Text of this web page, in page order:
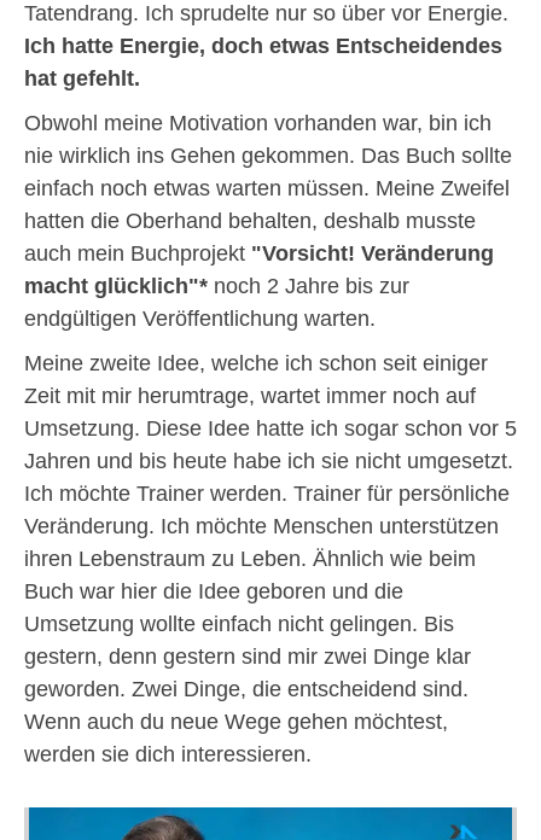
Tatendrang. Ich sprudelte nur so über vor Energie.
Ich hatte Energie, doch etwas Entscheidendes
hat gefehlt.
Obwohl meine Motivation vorhanden war, bin ich
nie wirklich ins Gehen gekommen. Das Buch sollte
einfach noch etwas warten müssen. Meine Zweifel
hatten die Oberhand behalten, deshalb musste
auch mein Buchprojekt "Vorsicht! Veränderung
macht glücklich"* noch 2 Jahre bis zur
endgültigen Veröffentlichung warten.
Meine zweite Idee, welche ich schon seit einiger
Zeit mit mir herumtrage, wartet immer noch auf
Umsetzung. Diese Idee hatte ich sogar schon vor 5
Jahren und bis heute habe ich sie nicht umgesetzt.
Ich möchte Trainer werden. Trainer für persönliche
Veränderung. Ich möchte Menschen unterstützen
ihren Lebenstraum zu Leben. Ähnlich wie beim
Buch war hier die Idee geboren und die
Umsetzung wollte einfach nicht gelingen. Bis
gestern, denn gestern sind mir zwei Dinge klar
geworden. Zwei Dinge, die entscheidend sind.
Wenn auch du neue Wege gehen möchtest,
werden sie dich interessieren.